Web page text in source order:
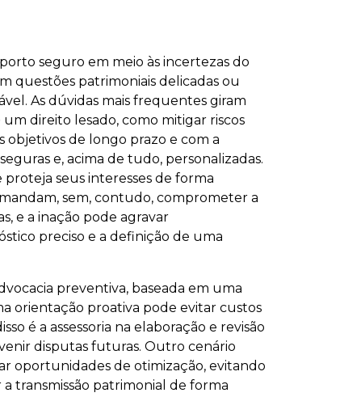
seguro em meio às incertezas do
questões patrimoniais delicadas ou
As dúvidas mais frequentes giram
direito lesado, como mitigar riscos
objetivos de longo prazo e com a
e, acima de tudo, personalizadas.
seus interesses de forma
sem, contudo, comprometer a
e a inação pode agravar
preciso e a definição de uma
preventiva, baseada em uma
orientação proativa pode evitar custos
é a assessoria na elaboração e revisão
disputas futuras. Outro cenário
oportunidades de otimização, evitando
transmissão patrimonial de forma